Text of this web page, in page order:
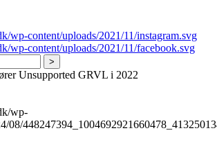
Unsupported GRVL i 2022